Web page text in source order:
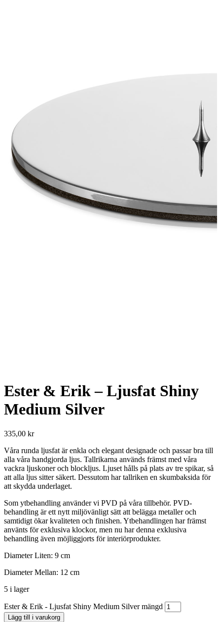
Ester & Erik – Ljusfat Shiny
Medium Silver
335,00 kr
Våra runda ljusfat är enkla och elegant designade och passar bra till
alla våra handgjorda ljus. Tallrikarna används främst med våra
vackra ljuskoner och blockljus. Ljuset hålls på plats av tre spikar, så
att alla ljus sitter säkert. Dessutom har tallriken en skumbaksida för
att skydda underlaget.
Som ytbehandling använder vi PVD på våra tillbehör. PVD-
behandling är ett nytt miljövänligt sätt att belägga metaller och
samtidigt ökar kvaliteten och finishen. Ytbehandlingen har främst
använts för exklusiva klockor, men nu har denna exklusiva
behandling även möjliggjorts för interiörprodukter.
Diameter Liten: 9 cm
Diameter Mellan: 12 cm
5 i lager
Ester & Erik - Ljusfat Shiny Medium Silver mängd
Lägg till i varukorg